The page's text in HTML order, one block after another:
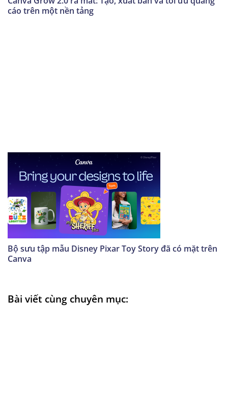
cáo trên một nền tảng
Bộ sưu tập mẫu Disney Pixar Toy Story đã có mặt trên
Canva
Bài viết cùng chuyên mục: